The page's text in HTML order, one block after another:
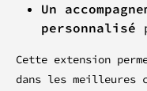
Un
personnalisé
Cette extension
dans les